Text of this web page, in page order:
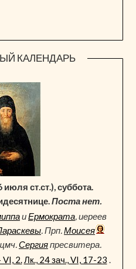
КАЛЕНДАРЬ
июля ст.ст.), суббота.
Поста нет.
иЕрмократа, иереев
. Прп.Моисея
Сергияпресвитера.
VI, 2.Лк., 24 зач., VI, 17-23 .